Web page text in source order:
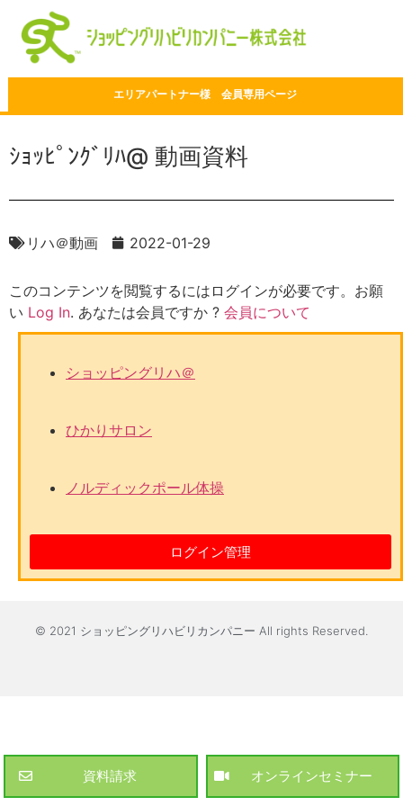
エリアパートナー様 会員専用ページ
ｼｮｯﾋﾟﾝｸﾞﾘﾊ@ 動画資料
リハ＠動画 2022-01-29
このコンテンツを閲覧するにはログインが必要です。お願
い Log In. あなたは会員ですか ? 会員について
ショッピングリハ＠
ひかりサロン
ノルディックポール体操
ログイン管理
© 2021 ショッピングリハビリカンパニー All rights Reserved.
資料請求 オンラインセミナー